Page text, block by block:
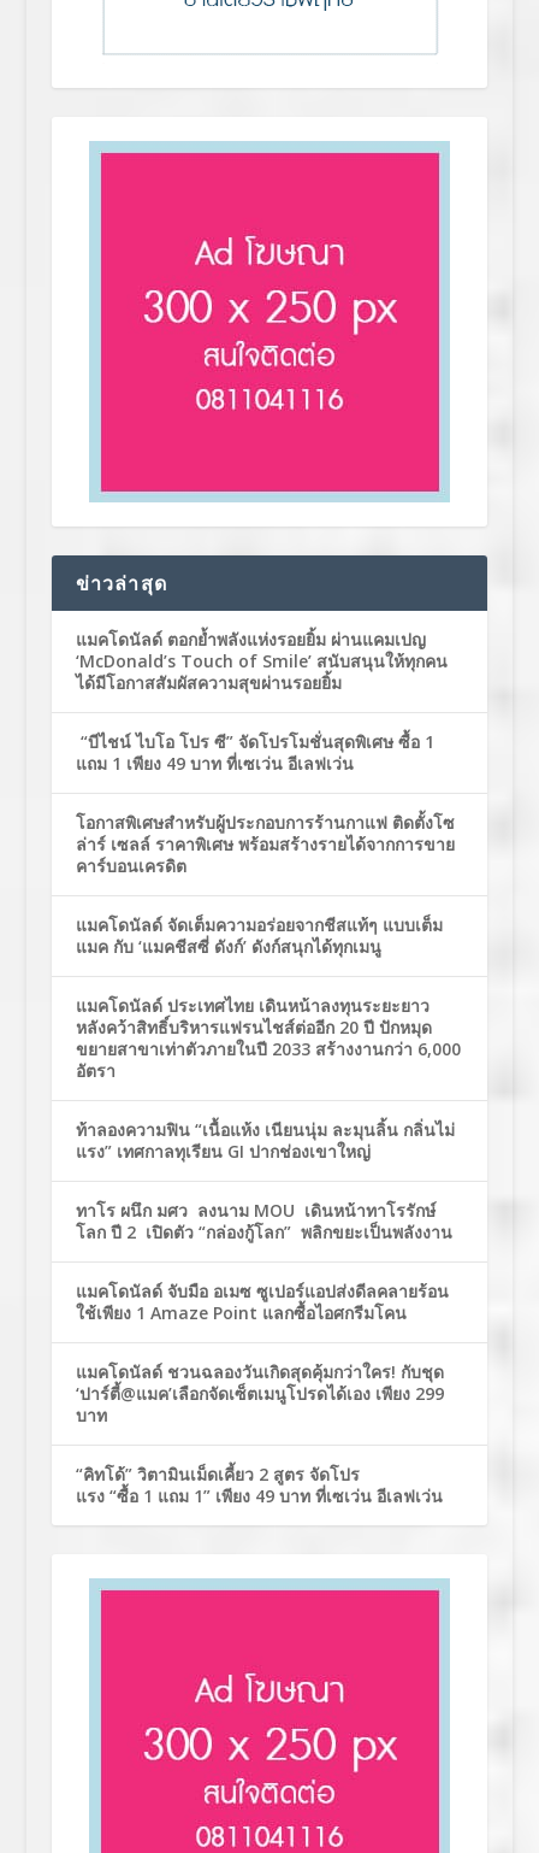
ข่าวล่าสุด
แมคโดนัลด์ ตอกย้ำพลังแห่งรอยยิ้ม ผ่านแคมเปญ
‘McDonald’s Touch of Smile’ สนับสนุนให้ทุกคน
ได้มีโอกาสสัมผัสความสุขผ่านรอยยิ้ม
“บีไชน์ ไบโอ โปร ซี” จัดโปรโมชั่นสุดพิเศษ ซื้อ 1
แถม 1 เพียง 49 บาท ที่เซเว่น อีเลฟเว่น
โอกาสพิเศษสำหรับผู้ประกอบการร้านกาแฟ ติดตั้งโซ
ล่าร์ เซลล์ ราคาพิเศษ พร้อมสร้างรายได้จากการขาย
คาร์บอนเครดิต
แมคโดนัลด์ จัดเต็มความอร่อยจากชีสแท้ๆ แบบเต็ม
แมค กับ ‘แมคชีสซี่ ดังก์’ ดังก์สนุกได้ทุกเมนู
แมคโดนัลด์ ประเทศไทย เดินหน้าลงทุนระยะยาว
หลังคว้าสิทธิ์บริหารแฟรนไชส์ต่ออีก 20 ปี ปักหมุด
ขยายสาขาเท่าตัวภายในปี 2033 สร้างงานกว่า 6,000
อัตรา
ท้าลองความฟิน “เนื้อแห้ง เนียนนุ่ม ละมุนลิ้น กลิ่นไม่
แรง” เทศกาลทุเรียน GI ปากช่องเขาใหญ่
ทาโร ผนึก มศว ลงนาม MOU เดินหน้าทาโรรักษ์
โลก ปี 2 เปิดตัว “กล่องกู้โลก” พลิกขยะเป็นพลังงาน
แมคโดนัลด์ จับมือ อเมซ ซูเปอร์แอปส่งดีลคลายร้อน
ใช้เพียง 1 Amaze Point แลกซื้อไอศกรีมโคน
แมคโดนัลด์ ชวนฉลองวันเกิดสุดคุ้มกว่าใคร! กับชุด
‘ปาร์ตี้@แมค’เลือกจัดเซ็ตเมนูโปรดได้เอง เพียง 299
บาท
“คิทโด้” วิตามินเม็ดเคี้ยว 2 สูตร จัดโปร
แรง “ซื้อ 1 แถม 1” เพียง 49 บาท ที่เซเว่น อีเลฟเว่น